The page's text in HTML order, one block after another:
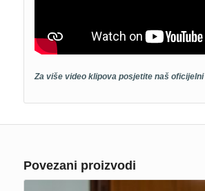
Za više video klipova posjetite naš oficijelni
Povezani proizvodi